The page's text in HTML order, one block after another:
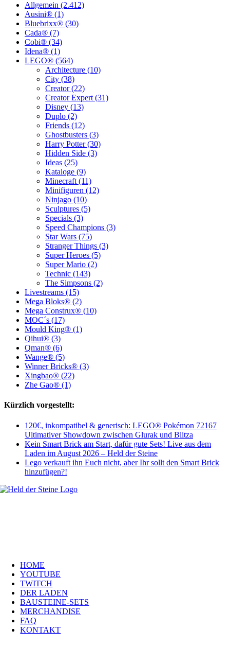
Allgemein (2.412)
Ausini® (1)
Bluebrixx® (30)
Cada® (7)
Cobi® (34)
Idena® (1)
LEGO® (564)
Architecture (10)
City (38)
Creator (22)
Creator Expert (31)
Disney (13)
Duplo (2)
Friends (12)
Ghostbusters (3)
Harry Potter (30)
Hidden Side (3)
Ideas (25)
Kataloge (9)
Minecraft (11)
Minifiguren (12)
Ninjago (10)
Sculptures (5)
Specials (3)
Speed Champions (3)
Star Wars (75)
Stranger Things (3)
Super Heroes (5)
Super Mario (2)
Technic (143)
The Simpsons (2)
Livestreams (15)
Mega Bloks® (2)
Mega Construx® (10)
MOC´s (17)
Mould King® (1)
Qihui® (3)
Qman® (6)
Wange® (5)
Winner Bricks® (3)
Xingbao® (22)
Zhe Gao® (1)
Kürzlich vorgestellt:
120€, inkompatibel & generisch: LEGO® Pokémon 72167
Ultimativer Showdown zwischen Glurak und Blitza
Kein Smart Brick am Start, dafür gute Sets! Live aus dem
Laden im August 2026 – Held der Steine
Lego verkauft ihn Euch nicht, aber Ihr sollt den Smart Brick
hinzufügen?!
HOME
YOUTUBE
TWITCH
DER LADEN
BAUSTEINE-SETS
MERCHANDISE
FAQ
KONTAKT